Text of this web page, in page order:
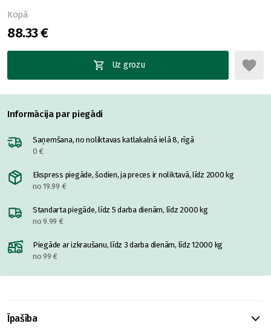
Kopā
88.33 €
Uz grozu
Informācija par piegādi
Saņemšana, no noliktavas katlakalnā ielā 8, rīgā
0 €
Ekspress piegāde, šodien, ja preces ir noliktavā, līdz 2000 kg
no 19.99 €
Standarta piegāde, līdz 5 darba dienām, līdz 2000 kg
no 9.99 €
Piegāde ar izkraušanu, līdz 3 darba dienām, līdz 12000 kg
no 99 €
Īpašība